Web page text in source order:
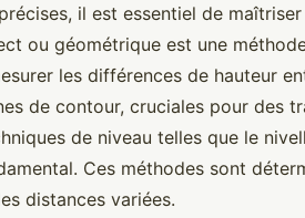
il est essentiel de
ou géométrique est une
les différences de hauteur
de contour, cruciales pour des
de niveau telles que le
Ces méthodes sont
distances variées.